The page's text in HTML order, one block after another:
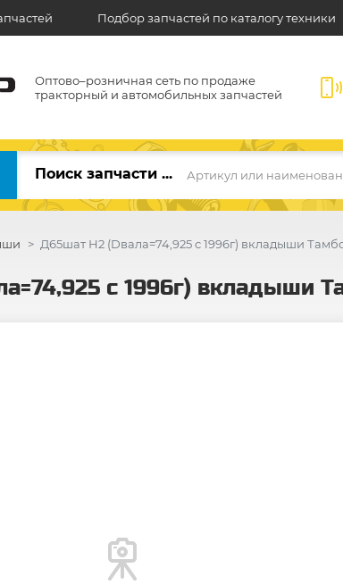
Подбор запчастей по каталогу техники
Оптово–розничная сеть по продаже
тракторный и автомобильных запчастей
Артикул или
Д65шат Н2 (Dвала=74,925 с 1996г) вкладыши
с 1996г) вкладыши